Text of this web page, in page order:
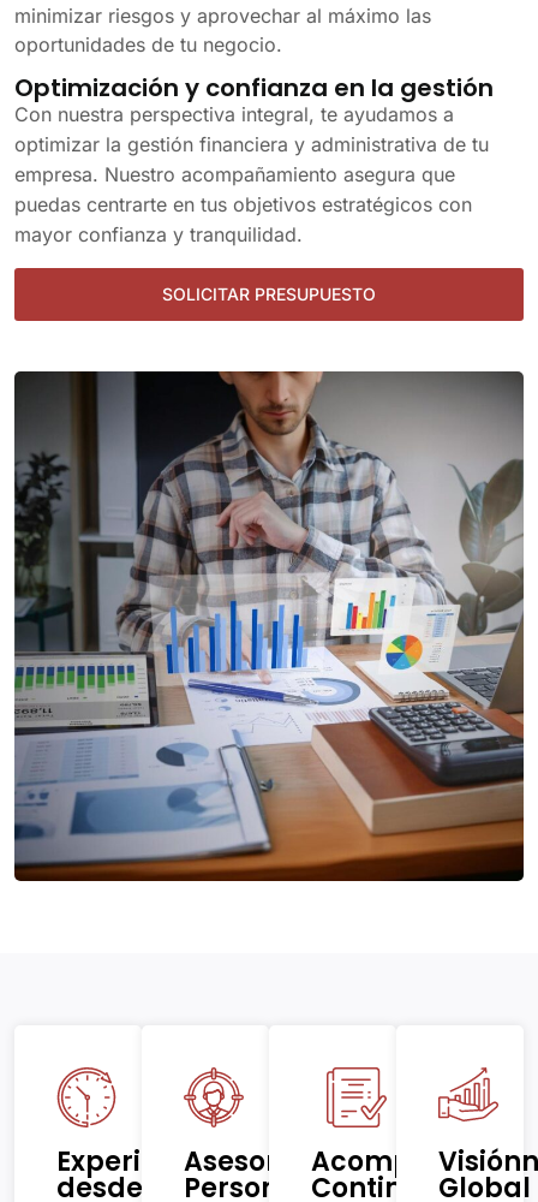
minimizar riesgos y aprovechar al máximo las
oportunidades de tu negocio.
Optimización y confianza en la gestión
Con nuestra perspectiva integral, te ayudamos a
optimizar la gestión financiera y administrativa de tu
empresa. Nuestro acompañamiento asegura que
puedas centrarte en tus objetivos estratégicos con
mayor confianza y tranquilidad.
SOLICITAR PRESUPUESTO
Experiencia
desde
Asesoramiento
Personalizado
Continuo
Visión
Global